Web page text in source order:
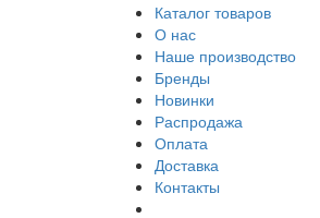
Каталог товаров
О нас
Наше производство
Бренды
Новинки
Распродажа
Оплата
Доставка
Контакты